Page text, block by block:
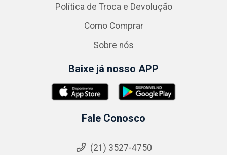
Política de Troca e Devolução
Como Comprar
Sobre nós
Baixe já nosso APP
Fale Conosco
(21) 3527-4750